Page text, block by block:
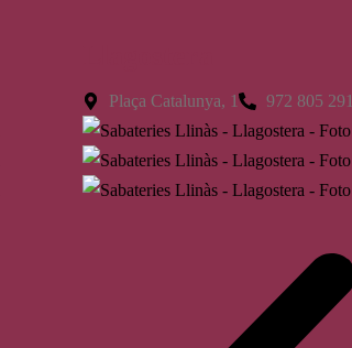
Plaça Catalunya, 1 972 805 291